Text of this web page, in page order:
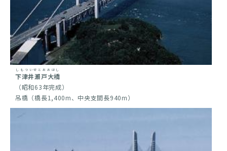
下津井瀬戸大橋
しもついせとおおはし
（昭和63年完成）
吊橋（橋長1,400m、中央支間長940m）